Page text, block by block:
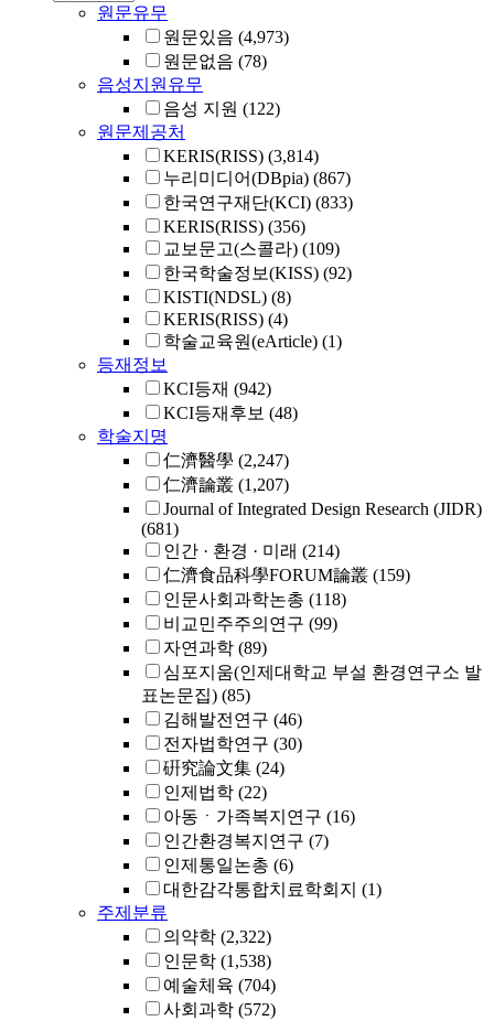
원문유무
원문있음 (4,973)
원문없음 (78)
음성지원유무
음성 지원 (122)
원문제공처
KERIS(RISS) (3,814)
누리미디어(DBpia) (867)
한국연구재단(KCI) (833)
KERIS(RISS) (356)
교보문고(스콜라) (109)
한국학술정보(KISS) (92)
KISTI(NDSL) (8)
KERIS(RISS) (4)
학술교육원(eArticle) (1)
등재정보
KCI등재 (942)
KCI등재후보 (48)
학술지명
仁濟醫學 (2,247)
仁濟論叢 (1,207)
Journal of Integrated Design Research (JIDR)
(681)
인간 · 환경 · 미래 (214)
仁濟食品科學FORUM論叢 (159)
인문사회과학논총 (118)
비교민주주의연구 (99)
자연과학 (89)
심포지움(인제대학교 부설 환경연구소 발
표논문집) (85)
김해발전연구 (46)
전자법학연구 (30)
硏究論文集 (24)
인제법학 (22)
아동ㆍ가족복지연구 (16)
인간환경복지연구 (7)
인제통일논총 (6)
대한감각통합치료학회지 (1)
주제분류
의약학 (2,322)
인문학 (1,538)
예술체육 (704)
사회과학 (572)